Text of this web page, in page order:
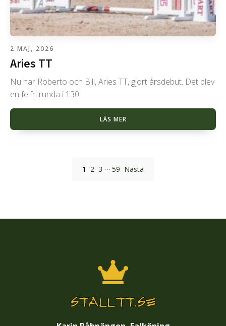
2 MAJ, 2026
Aries TT
Nu har Roberto och Bill, Aries TT, gjort årsdebut. Det blev
en felfri runda i 130.
LÄS MER
1 2 3 … 59 Nästa